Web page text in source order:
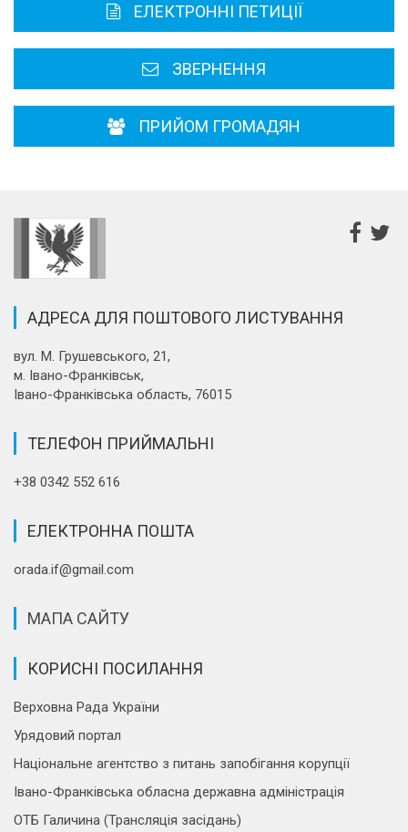
Районні, міські ради
ЕЛЕКТРОННІ ПЕТИЦІЇ
ЗВЕРНЕННЯ
ПРИЙОМ ГРОМАДЯН
АДРЕСА ДЛЯ ПОШТОВОГО ЛИСТУВАННЯ
вул. М. Грушевського, 21,
м. Івано-Франківськ,
Івано-Франківська область, 76015
ТЕЛЕФОН ПРИЙМАЛЬНІ
+38 0342 552 616
ЕЛЕКТРОННА ПОШТА
orada.if@gmail.com
МАПА САЙТУ
КОРИСНІ ПОСИЛАННЯ
Верховна Рада України
Урядовий портал
Національне агентство з питань запобігання корупції
Івано-Франківська обласна державна адміністрація
ОТБ Галичина (Трансляція засідань)